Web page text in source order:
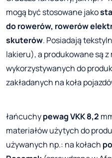
mogą być stosowane jako
do rowerów, rowerów
skuterów. Posiadają
lakieru), a produkowane są
wykorzystywanych do
zakładanych na koła
łańcuchypewag VKK 8,2
materiałów użytych do
używanych np.: na kołach